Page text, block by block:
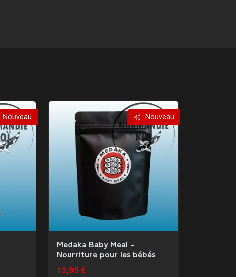
Nouveau Nouveau
Medaka Baby Meal –
Nourriture pour les bébés
13,95 €